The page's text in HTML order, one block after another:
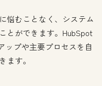
悩むことなく、システム
とができます。HubSpot
ップや主要プロセスを自
ます。